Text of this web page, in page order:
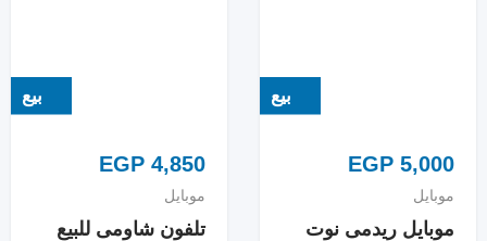
بيع
EGP 5,000
موبايل
موبايل ريدمى نوت
بيع
EGP 4,850
موبايل
تلفون شاومى للبيع